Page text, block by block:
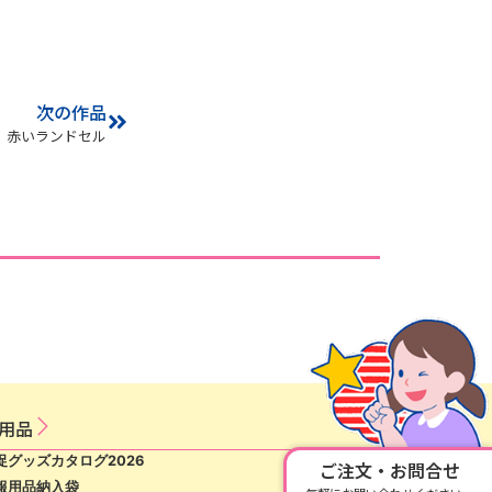
次の作品
赤いランドセル
品​
グッズカタログ2026
用品納入袋
ご注文・お問合せ